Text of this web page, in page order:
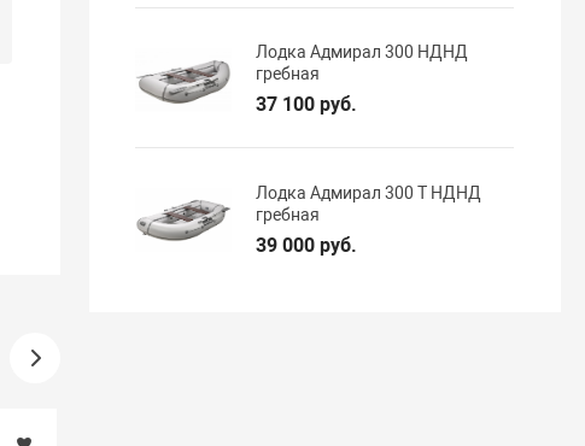
Лодка Адмирал 300 НДНД
гребная
37 100 руб.
Лодка Адмирал 300 Т НДНД
гребная
39 000 руб.